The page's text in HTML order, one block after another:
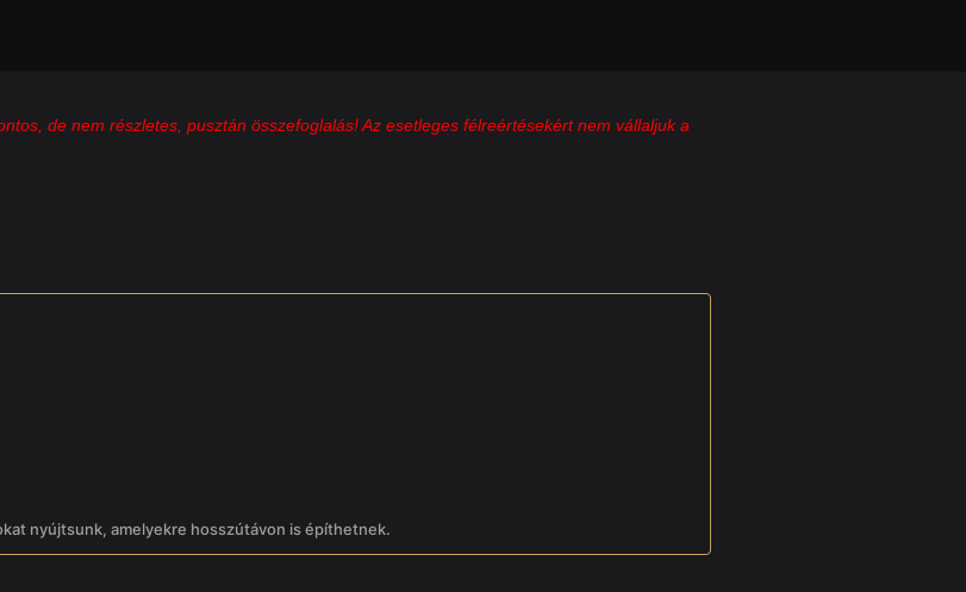
de nem részletes, pusztán összefoglalás! Az esetleges félreértésekért nem vállaljuk a
nyújtsunk, amelyekre hosszútávon is építhetnek.